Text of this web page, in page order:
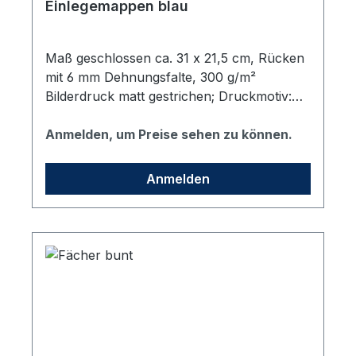
Einlegemappen blau
Maß geschlossen ca. 31 x 21,5 cm, Rücken
mit 6 mm Dehnungsfalte, 300 g/m²
Bilderdruck matt gestrichen; Druckmotiv:
gestanzt/gerillt und plano liegend
Anmelden, um Preise sehen zu können.
Anmelden